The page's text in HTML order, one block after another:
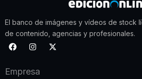
El banco de imágenes y vídeos de stock
de contenido, agencias y profesionales.
F
a
b
I
n
a
X
-
Empresa